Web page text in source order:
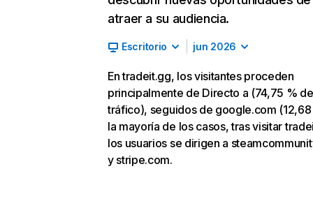
atraer a su audiencia.
Escritorio jun 2026
En tradeit.gg, los visitantes proceden
principalmente de Directo a (74,75 % de
tráfico), seguidos de google.com (12,68
la mayoría de los casos, tras visitar
los usuarios se dirigen a
y stripe.com.